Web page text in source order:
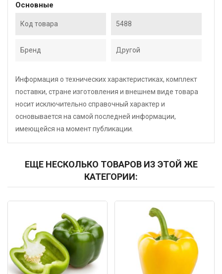
Основные
Код товара 5488
Бренд Другой
Информация о технических характеристиках, комплект
поставки, стране изготовления и внешнем виде товара
носит исключительно справочный характер и
основывается на самой последней информации,
имеющейся на момент публикации.
ЕЩЕ НЕСКОЛЬКО ТОВАРОВ ИЗ ЭТОЙ ЖЕ
КАТЕГОРИИ: